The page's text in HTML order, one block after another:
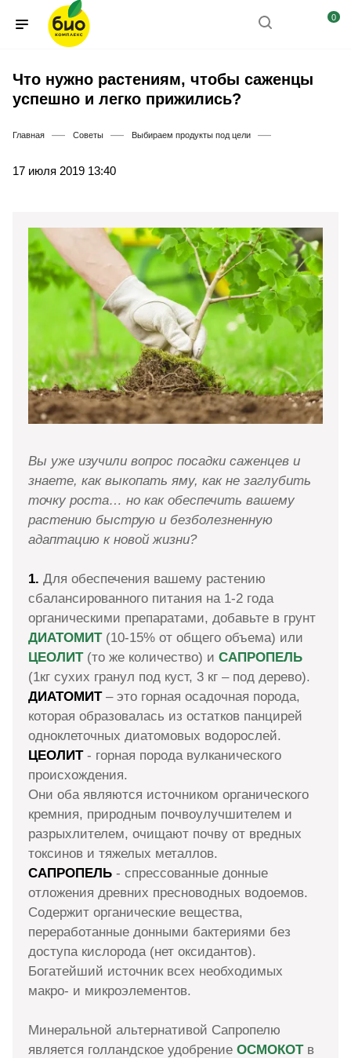
0
Что нужно растениям, чтобы саженцы
успешно и легко прижились?
Главная — Советы — Выбираем продукты под цели —
17 июля 2019 13:40
Вы уже изучили вопрос посадки саженцев и
знаете, как выкопать яму, как не заглубить
точку роста… но как обеспечить вашему
растению быструю и безболезненную
адаптацию к новой жизни?
1. Для обеспечения вашему растению
сбалансированного питания на 1-2 года
органическими препаратами, добавьте в грунт
ДИАТОМИТ (10-15% от общего объема) или
ЦЕОЛИТ (то же количество) и САПРОПЕЛЬ
(1кг сухих гранул под куст, 3 кг – под дерево).
ДИАТОМИТ– это горная осадочная порода,
которая образовалась из остатков панцирей
одноклеточных диатомовых водорослей.
ЦЕОЛИТ- горная порода вулканического
происхождения.
Они оба являются источником органического
кремния, природным почвоулучшителем и
разрыхлителем, очищают почву от вредных
токсинов и тяжелых металлов.
САПРОПЕЛЬ - спрессованные донные
отложения древних пресноводных водоемов.
Содержит органические вещества,
переработанные донными бактериями без
доступа кислорода (нет оксидантов).
Богатейший источник всех необходимых
макро- и микроэлементов.
Минеральной альтернативой Сапропелю
является голландское удобрение ОСМОКОТ в